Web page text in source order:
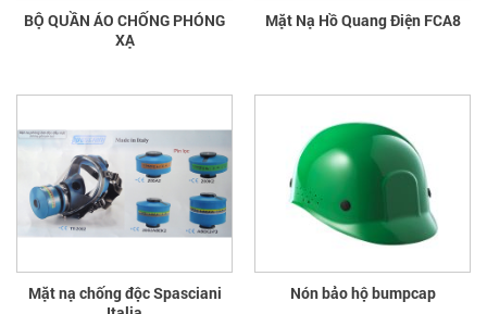
BỘ QUẦN ÁO CHỐNG PHÓNG
XẠ
Mặt Nạ Hồ Quang Điện FCA8
Mặt nạ chống độc Spasciani
Nón bảo hộ bumpcap